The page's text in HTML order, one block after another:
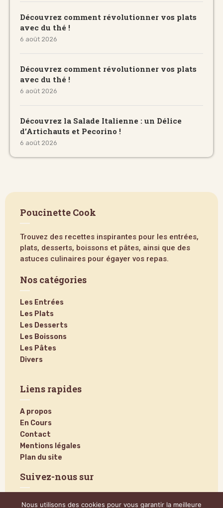
Découvrez comment révolutionner vos plats
avec du thé !
6 août 2026
Découvrez comment révolutionner vos plats
avec du thé !
6 août 2026
Découvrez la Salade Italienne : un Délice
d’Artichauts et Pecorino !
6 août 2026
Poucinette Cook
Trouvez des recettes inspirantes pour les entrées,
plats, desserts, boissons et pâtes, ainsi que des
astuces culinaires pour égayer vos repas.
Nos catégories
Les Entrées
Les Plats
Les Desserts
Les Boissons
Les Pâtes
Divers
Liens rapides
A propos
En Cours
Contact
Mentions légales
Plan du site
Suivez-nous sur
Nous utilisons des cookies pour vous garantir la meilleure